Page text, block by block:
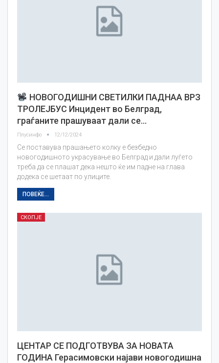
НОВОГОДИШНИ СВЕТИЛКИ ПАДНАА ВРЗ
ТРОЛЕЈБУС Инцидент во Белград,
граѓаните прашуваат дали се…
Плусинфо 12/12/2024
Се поставува прашањето колку е безбедно
новогодишното украсување во Белград и дали луѓето
треба да се плашат дека нешто ќе им падне на глава
додека се шетаат по улиците.
ПОВЕЌЕ...
СКОПЈЕ
ЦЕНТАР СЕ ПОДГОТВУВА ЗА НОВАТА
ГОДИНА Герасимовски најави новогодишна